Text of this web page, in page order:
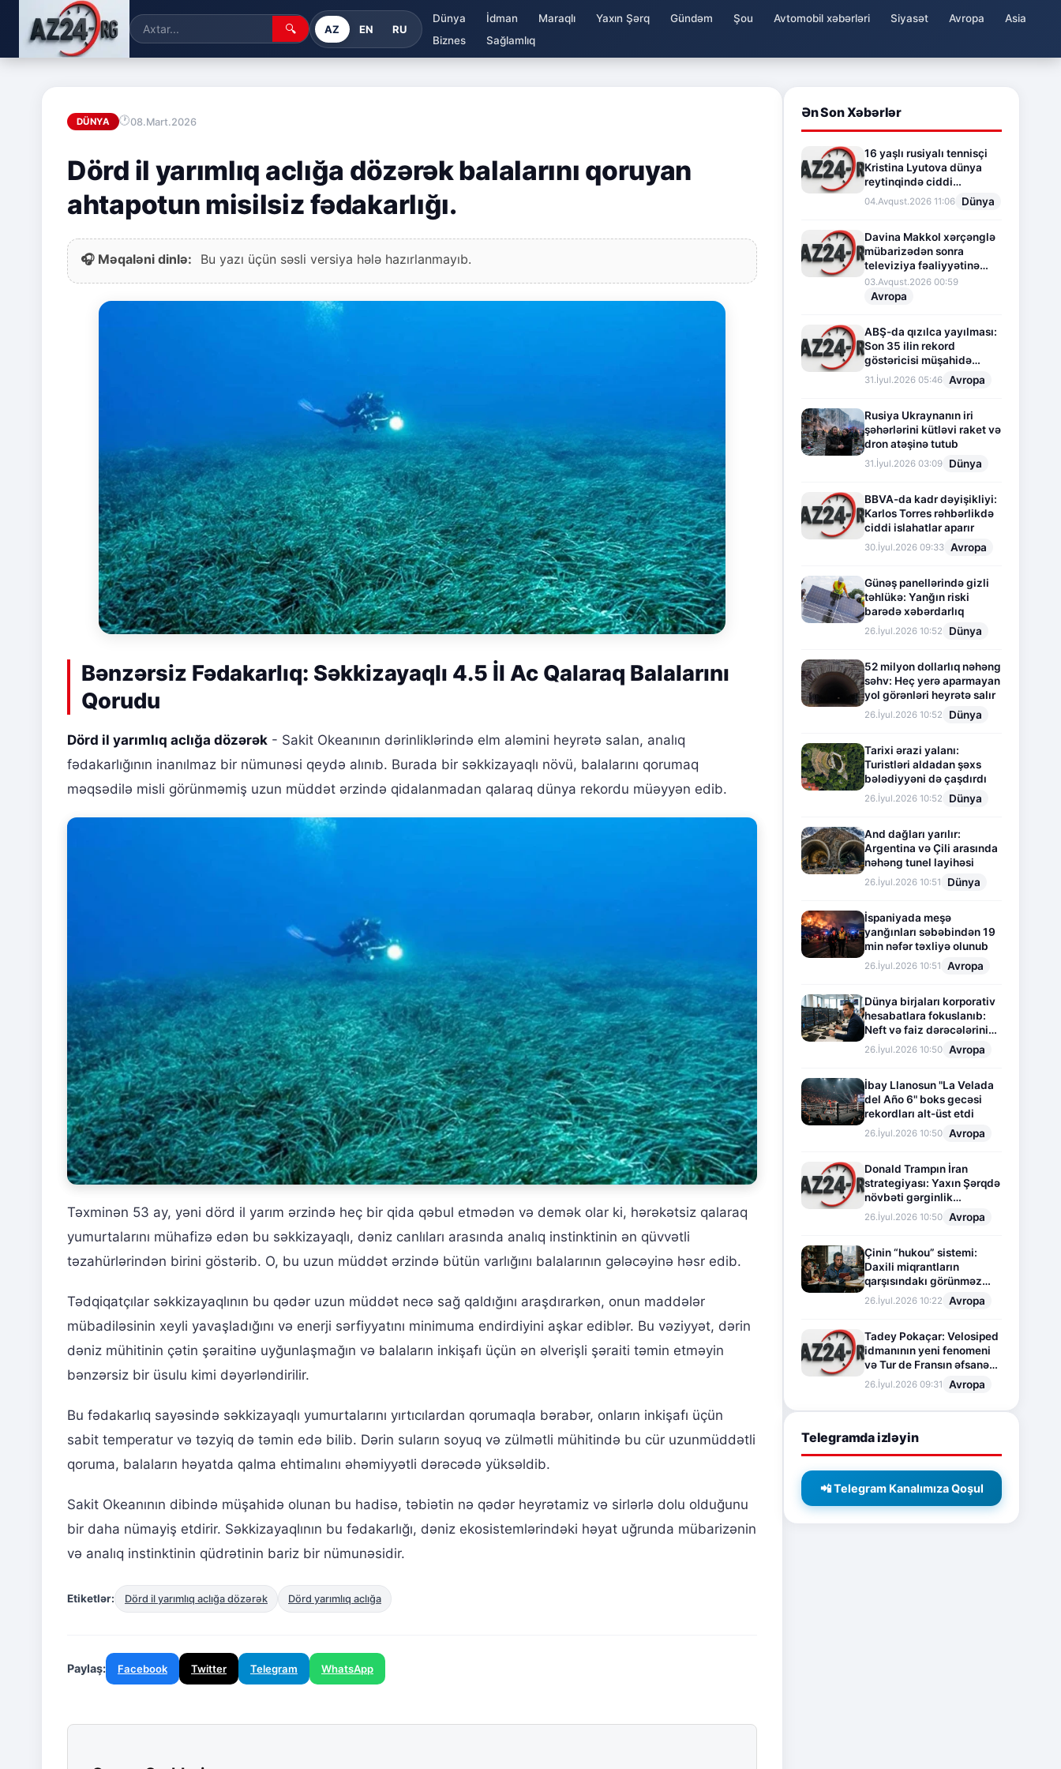
🔍 AZ EN RU
Dünya İdman Maraqlı Yaxın Şərq Gündəm Şou Avtomobil xəbərləri Siyasət Avropa
Asia
Biznes
Sağlamlıq
DÜNYA 08.Mart.2026
Dörd il yarımlıq aclığa dözərək balalarını qoruyan
ahtapotun misilsiz fədakarlığı.
🎧 Məqaləni dinlə: Bu yazı üçün səsli versiya hələ hazırlanmayıb.
Bənzərsiz Fədakarlıq: Səkkizayaqlı 4.5 İl Ac Qalaraq Balalarını
Qorudu
Dörd il yarımlıq aclığa dözərək - Sakit Okeanının dərinliklərində elm aləmini heyrətə salan, analıq
fədakarlığının inanılmaz bir nümunəsi qeydə alınıb. Burada bir səkkizayaqlı növü, balalarını qorumaq
məqsədilə misli görünməmiş uzun müddət ərzində qidalanmadan qalaraq dünya rekordu müəyyən edib.
Təxminən 53 ay, yəni dörd il yarım ərzində heç bir qida qəbul etmədən və demək olar ki, hərəkətsiz qalaraq
yumurtalarını mühafizə edən bu səkkizayaqlı, dəniz canlıları arasında analıq instinktinin ən qüvvətli
təzahürlərindən birini göstərib. O, bu uzun müddət ərzində bütün varlığını balalarının gələcəyinə həsr edib.
Tədqiqatçılar səkkizayaqlının bu qədər uzun müddət necə sağ qaldığını araşdırarkən, onun maddələr
mübadiləsinin xeyli yavaşladığını və enerji sərfiyyatını minimuma endirdiyini aşkar ediblər. Bu vəziyyət, dərin
dəniz mühitinin çətin şəraitinə uyğunlaşmağın və balaların inkişafı üçün ən əlverişli şəraiti təmin etməyin
bənzərsiz bir üsulu kimi dəyərləndirilir.
Bu fədakarlıq sayəsində səkkizayaqlı yumurtalarını yırtıcılardan qorumaqla bərabər, onların inkişafı üçün
sabit temperatur və təzyiq də təmin edə bilib. Dərin suların soyuq və zülmətli mühitində bu cür uzunmüddətli
qoruma, balaların həyatda qalma ehtimalını əhəmiyyətli dərəcədə yüksəldib.
Sakit Okeanının dibində müşahidə olunan bu hadisə, təbiətin nə qədər heyrətamiz və sirlərlə dolu olduğunu
bir daha nümayiş etdirir. Səkkizayaqlının bu fədakarlığı, dəniz ekosistemlərindəki həyat uğrunda mübarizənin
və analıq instinktinin qüdrətinin bariz bir nümunəsidir.
Etiketlər: Dörd il yarımlıq aclığa dözərək Dörd yarımlıq aclığa
Paylaş: Facebook Twitter Telegram WhatsApp
Ən Son Xəbərlər
16 yaşlı rusiyalı tennisçi
Kristina Lyutova dünya
reytinqində ciddi
irəliləyişə imza atdı
04.Avqust.2026 11:06 Dünya
Davina Makkol xərçənglə
mübarizədən sonra
televiziya fəaliyyətinə
fasilə verir
03.Avqust.2026 00:59
Avropa
ABŞ-da qızılca yayılması:
Son 35 ilin rekord
göstəricisi müşahidə
olunur
31.İyul.2026 05:46 Avropa
Rusiya Ukraynanın iri
şəhərlərini kütləvi raket və
dron atəşinə tutub
31.İyul.2026 03:09 Dünya
BBVA-da kadr dəyişikliyi:
Karlos Torres rəhbərlikdə
ciddi islahatlar aparır
30.İyul.2026 09:33 Avropa
Günəş panellərində gizli
təhlükə: Yanğın riski
barədə xəbərdarlıq
26.İyul.2026 10:52 Dünya
52 milyon dollarlıq nəhəng
səhv: Heç yerə aparmayan
yol görənləri heyrətə salır
26.İyul.2026 10:52 Dünya
Tarixi ərazi yalanı:
Turistləri aldadan şəxs
bələdiyyəni də çaşdırdı
26.İyul.2026 10:52 Dünya
And dağları yarılır:
Argentina və Çili arasında
nəhəng tunel layihəsi
26.İyul.2026 10:51 Dünya
İspaniyada meşə
yanğınları səbəbindən 19
min nəfər təxliyə olunub
26.İyul.2026 10:51 Avropa
Dünya birjaları korporativ
hesabatlara fokuslanıb:
Neft və faiz dərəcələrinin
təsiri altında cari vəziyyət
26.İyul.2026 10:50 Avropa
İbay Llanosun "La Velada
del Año 6" boks gecəsi
rekordları alt-üst etdi
26.İyul.2026 10:50 Avropa
Donald Trampın İran
strategiyası: Yaxın Şərqdə
növbəti gərginlik
mərhələsi
26.İyul.2026 10:50 Avropa
Çinin “hukou” sistemi:
Daxili miqrantların
qarşısındakı görünməz
sədd
26.İyul.2026 10:22 Avropa
Tadey Pokaçar: Velosiped
idmanının yeni fenomeni
və Tur de Fransın əfsanəvi
səhifəsi
26.İyul.2026 09:31 Avropa
Telegramda izləyin
📲 Telegram Kanalımıza Qoşul